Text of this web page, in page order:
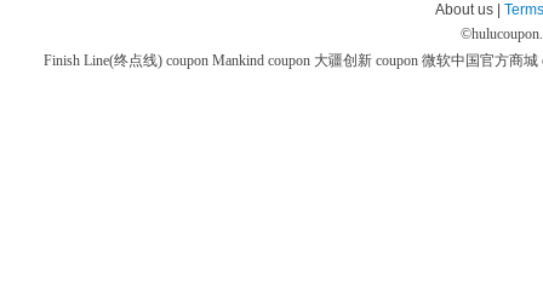
About us |
©
Finish Line(终点线) coupon Mankind coupon 大疆创新 coupon 微软中国官方商城